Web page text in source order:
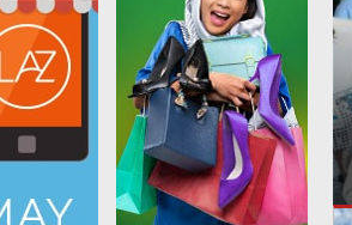
PLN ULP
“Gelegar PLN